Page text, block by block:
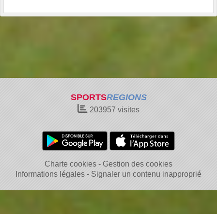
SPORTSREGIONS
203957 visites
Charte cookies
Gestion des cookies
Informations légales
Signaler un contenu inapproprié